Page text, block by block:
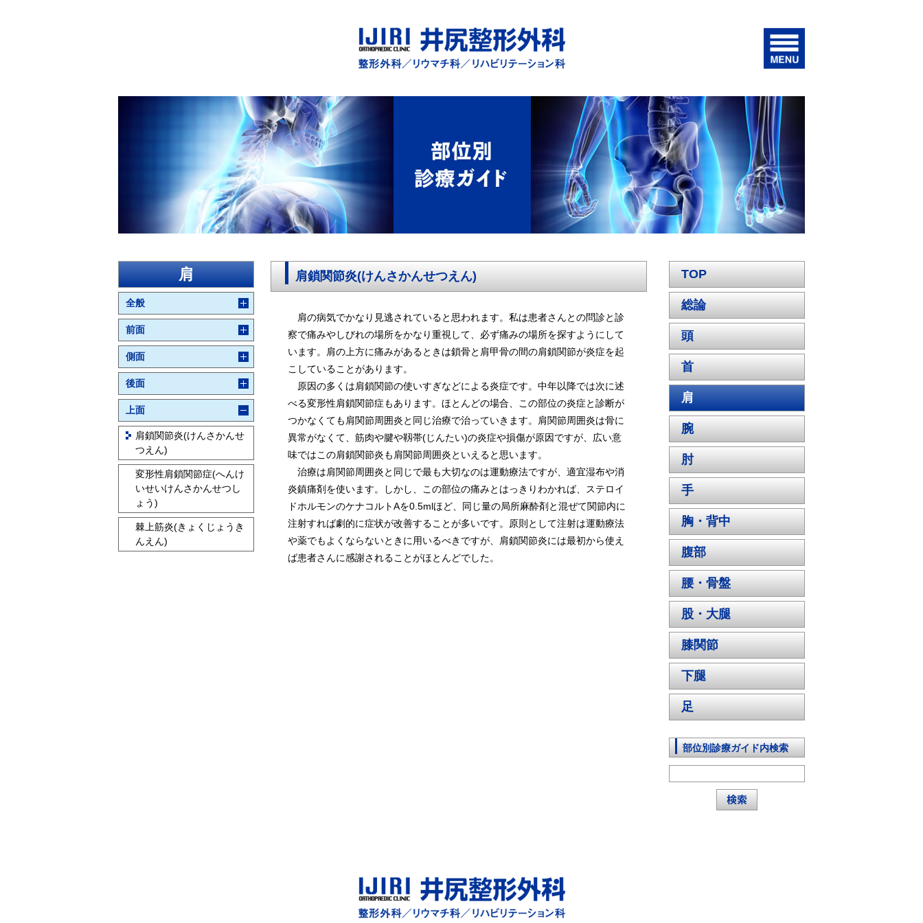
肩
全般
前面
側面
後面
上面
肩鎖関節炎(けんさかんせ
つえん)
変形性肩鎖関節症(へんけ
いせいけんさかんせつし
ょう)
棘上筋炎(きょくじょうき
んえん)
肩鎖関節炎(けんさかんせつえん)
肩の病気でかなり見逃されていると思われます。私は患者さんとの問診と診
察で痛みやしびれの場所をかなり重視して、必ず痛みの場所を探すようにして
います。肩の上方に痛みがあるときは鎖骨と肩甲骨の間の肩鎖関節が炎症を起
こしていることがあります。
原因の多くは肩鎖関節の使いすぎなどによる炎症です。中年以降では次に述
べる変形性肩鎖関節症もあります。ほとんどの場合、この部位の炎症と診断が
つかなくても肩関節周囲炎と同じ治療で治っていきます。肩関節周囲炎は骨に
異常がなくて、筋肉や腱や靱帯(じんたい)の炎症や損傷が原因ですが、広い意
味ではこの肩鎖関節炎も肩関節周囲炎といえると思います。
治療は肩関節周囲炎と同じで最も大切なのは運動療法ですが、適宜湿布や消
炎鎮痛剤を使います。しかし、この部位の痛みとはっきりわかれば、ステロイ
ドホルモンのケナコルトAを0.5mlほど、同じ量の局所麻酔剤と混ぜて関節内に
注射すれば劇的に症状が改善することが多いです。原則として注射は運動療法
や薬でもよくならないときに用いるべきですが、肩鎖関節炎には最初から使え
ば患者さんに感謝されることがほとんどでした。
TOP
総論
頭
首
肩
腕
肘
手
胸・背中
腹部
腰・骨盤
股・大腿
膝関節
下腿
足
部位別診療ガイド内検索